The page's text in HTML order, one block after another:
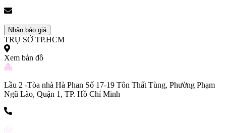
Nhận báo giá
TRỤ SỞ TP.HCM
Xem bản đồ
Lầu 2 -Tòa nhà Hà Phan Số 17-19 Tôn Thất Tùng, Phường Phạm
Ngũ Lão, Quận 1, TP. Hồ Chí Minh